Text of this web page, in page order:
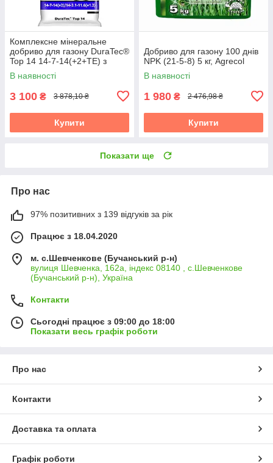
Комплексне мінеральне
добриво для газону DuraTec®
Top 14 14-7-14(+2+TE) з
пролонгованою дією, 25 кг,
COMPO
В наявності
3 100 ₴ 3 878,10 ₴
Купити
Добриво для газону 100 днів
NPK (21-5-8) 5 кг, Agrecol
В наявності
1 980 ₴ 2 476,98 ₴
Купити
Показати ще
Про нас
97% позитивних з 139 відгуків за рік
Працює з 18.04.2020
м. с.Шевченкове (Бучанський р-н)
вулиця Шевченка, 162а, індекс 08140 , с.Шевченкове
(Бучанський р-н), Україна
Контакти
Сьогодні працює з 09:00 до 18:00
Показати весь графік роботи
Про нас
Контакти
Доставка та оплата
Графік роботи